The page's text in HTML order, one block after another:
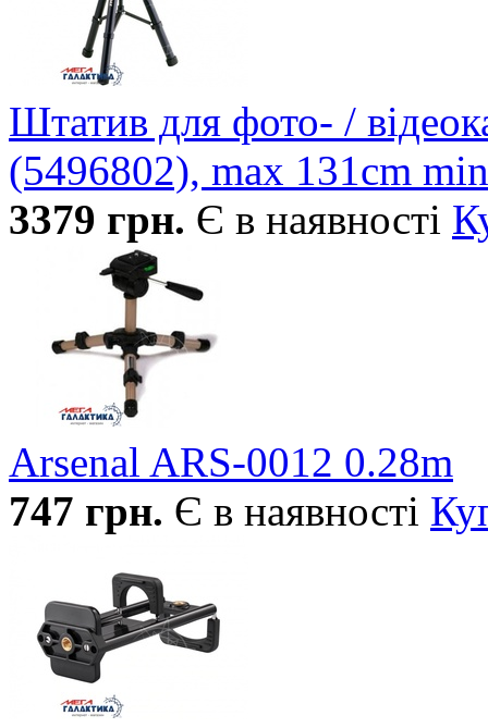
Штатив для фото- /
(5496802), max 131cm
3379 грн. Є в наявності
Arsenal ARS-0012 0.28m
747 грн. Є в наявності